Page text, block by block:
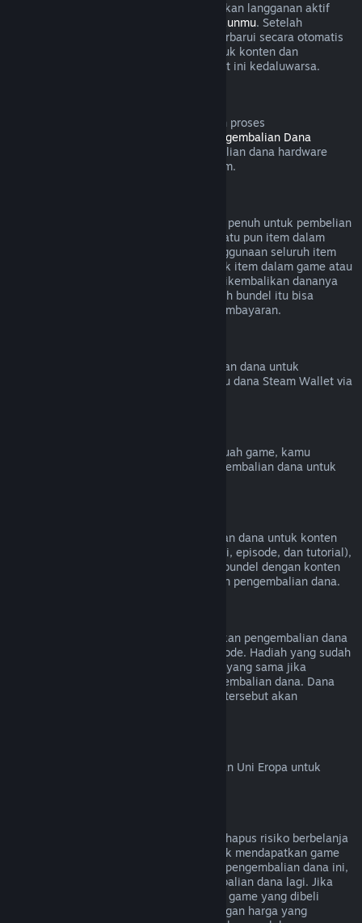
Perlu diingat bahwa kamu bisa membatalkan langganan aktif
rincian akunmu. Setelah
dibatalkan, langgananmu tidak akan diperbarui secara otomatis
lagi, tapi kamu masih memiliki akses untuk konten dan
keuntungannya sampai masa tagihan saat ini kedaluwarsa.
Dalam jangka waktu yang ditetapkan dan proses
Kebijakan Pengembalian Dana
, kamu bisa meminta pengembalian dana hardware
Steam dan aksesoris yang dibeli via Steam.
Kamu bisa menerima pengembalian dana penuh untuk pembelian
bundel di Toko Steam selama tidak ada satu pun item dalam
bundel ditransfer dan jika kombinasi penggunaan seluruh item
kurang dari dua jam. Jika bundel termasuk item dalam game atau
DLC yang tidak memenuhi syarat untuk dikembalikan dananya
maka Steam akan memberitahumu apakah bundel itu bisa
dikembalikan dananya atau tidak saat pembayaran.
Valve tidak bisa memberikan pengembalian dana untuk
pembelian di luar Steam (cth. CD Key atau dana Steam Wallet via
Jika kamu pernah di-ban oleh VAC di sebuah game, kamu
kehilangan hak untuk mendapatkan pengembalian dana untuk
Kami tidak bisa memberikan pengembalian dana untuk konten
video di Steam (cth. film, film pendek, seri, episode, dan tutorial),
kecuali video tersebut terdapat di dalam bundel dengan konten
lainnya (bukan video) yang bisa dilakukan pengembalian dana.
Hadiah yang tidak ditukarkan bisa diberikan pengembalian dana
mengikuti persyaratan 14 hari/2 jam periode. Hadiah yang sudah
ditukar bisa dikembalikan dengan aturan yang sama jika
penerima hadiah yang menginisiasi pengembalian dana. Dana
yang digunakan untuk pembelian hadiah tersebut akan
Untuk penjelasan cara kerja hak penarikan Uni Eropa untuk
Pengembalian Dana didesain untuk menghapus risiko berbelanja
game di Steam—bukan sebagai cara untuk mendapatkan game
gratis. Jika kamu menyalahgunakan fitur pengembalian dana ini,
kamu tidak akan bisa menerima pengembalian dana lagi. Jika
kamu meminta pengembalian dana untuk game yang dibeli
sebelum diskon lalu membelinya lagi dengan harga yang